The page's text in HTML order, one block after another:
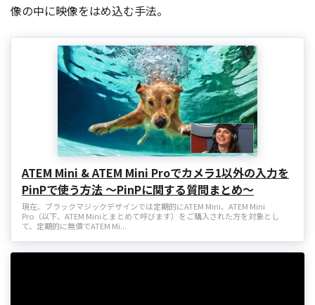
像の中に映像をはめ込む手法。
ATEM Mini & ATEM Mini Proでカメラ1以外の入力を
PinPで使う方法 〜PinPに関する質問まとめ〜
現在、ブラックマジックデザインでは定期的にATEM Mini、ATEM Mini
Pro（以下、ATEM Miniとまとめて呼びます）をご購入された方を対象とし
て、定期的に無償でATEM Mi...